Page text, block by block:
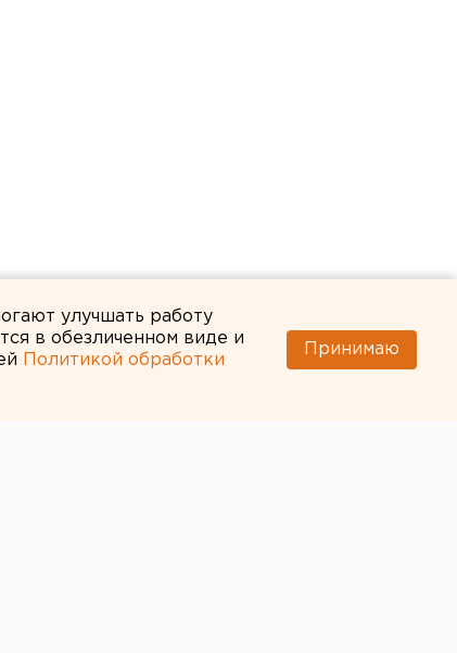
улучшать работу
в обезличенном виде и
Политикой обработки
Принимаю